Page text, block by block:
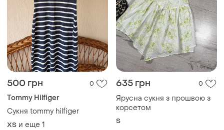
500 грн 0
Tommy Hilfiger
Сукня tommy hilfiger
ХS и еще 1
635 грн 0
Ярусна сукня з прошвою з
корсетом
S